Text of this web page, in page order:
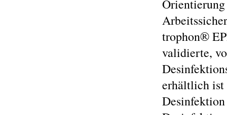
trophon®
validierte,
erhältlich ist